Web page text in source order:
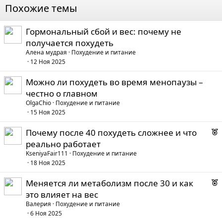
Похожие темы
Гормональный сбой и вес: почему не
получается похудеть
Алена мудрая
Похудение и питание
12 Ноя 2025
Можно ли похудеть во время менопаузы –
честно о главном
OlgaChio Похудение и питание
15 Ноя 2025
Р
е
Почему после 40 похудеть сложнее и что
реально работает
KseniyaFair111
Похудение и питание
18 Ноя 2025
Р
Меняется ли метаболизм после 30 и как
это влияет на вес
Валерия
Похудение и питание
6 Ноя 2025